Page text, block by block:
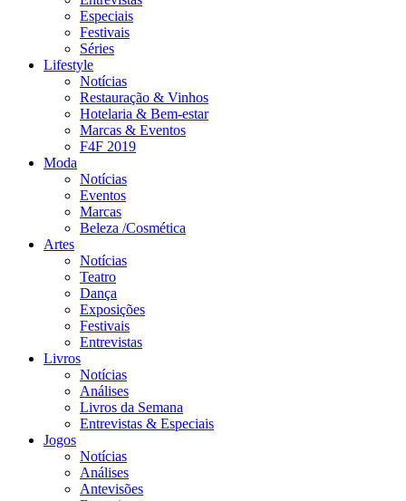
Especiais
Festivais
Séries
Lifestyle
Notícias
Restauração & Vinhos
Hotelaria & Bem-estar
Marcas & Eventos
F4F 2019
Moda
Notícias
Eventos
Marcas
Beleza /Cosmética
Artes
Notícias
Teatro
Dança
Exposições
Festivais
Entrevistas
Livros
Notícias
Análises
Livros da Semana
Entrevistas & Especiais
Jogos
Notícias
Análises
Antevisões